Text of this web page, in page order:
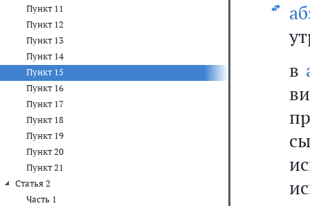
Пункт 11
Пункт 12
Пункт 13
Пункт 14
Пункт 15
Пункт 16
Пункт 17
Пункт 18
Пункт 19
Пункт 20
Пункт 21
Статья 2
Часть 1
в